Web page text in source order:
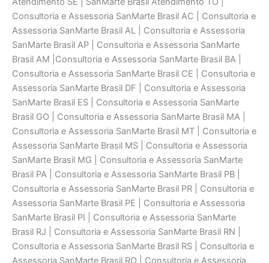
Consultoria e Assessoria SanMarte Brasil AC | Consultoria e
Assessoria SanMarte Brasil AL | Consultoria e Assessoria
SanMarte Brasil AP | Consultoria e Assessoria SanMarte
Brasil AM |Consultoria e Assessoria SanMarte Brasil BA |
Consultoria e Assessoria SanMarte Brasil CE | Consultoria e
Assessoria SanMarte Brasil DF | Consultoria e Assessoria
SanMarte Brasil ES | Consultoria e Assessoria SanMarte
Brasil GO | Consultoria e Assessoria SanMarte Brasil MA |
Consultoria e Assessoria SanMarte Brasil MT | Consultoria e
Assessoria SanMarte Brasil MS | Consultoria e Assessoria
SanMarte Brasil MG | Consultoria e Assessoria SanMarte
Brasil PA | Consultoria e Assessoria SanMarte Brasil PB |
Consultoria e Assessoria SanMarte Brasil PR | Consultoria e
Assessoria SanMarte Brasil PE | Consultoria e Assessoria
SanMarte Brasil PI | Consultoria e Assessoria SanMarte
Brasil RJ | Consultoria e Assessoria SanMarte Brasil RN |
Consultoria e Assessoria SanMarte Brasil RS | Consultoria e
Assessoria SanMarte Brasil RO | Consultoria e Assessoria